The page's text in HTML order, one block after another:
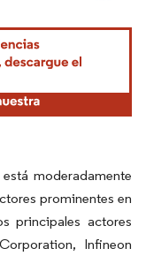
según CC BY 4.0.
moderadamente
prominentes en
principales actores
Infineon